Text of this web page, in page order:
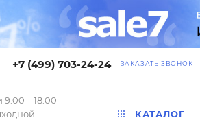
+7 (499) 703-24-24 ЗАКАЗАТЬ ЗВОНОК
– 18:00
КАТАЛОГ